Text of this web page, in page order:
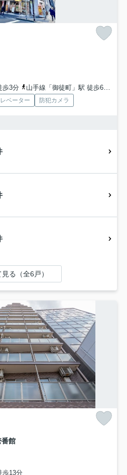
歩3分
山手線「御徒町」駅 徒歩6分
ベーター 防犯カメラ
る（全6戸）
番館
歩13分